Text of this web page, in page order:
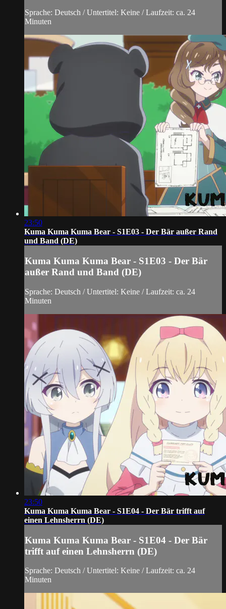
Sprache: Deutsch / Untertitel: Keine / Laufzeit: ca. 24
Minuten
23:50
Kuma Kuma Kuma Bear - S1E03 - Der Bär außer Rand
und Band (DE)
Kuma Kuma Kuma Bear - S1E03 - Der Bär
außer Rand und Band (DE)
Sprache: Deutsch / Untertitel: Keine / Laufzeit: ca. 24
Minuten
23:50
Kuma Kuma Kuma Bear - S1E04 - Der Bär trifft auf
einen Lehnsherrn (DE)
Kuma Kuma Kuma Bear - S1E04 - Der Bär
trifft auf einen Lehnsherrn (DE)
Sprache: Deutsch / Untertitel: Keine / Laufzeit: ca. 24
Minuten